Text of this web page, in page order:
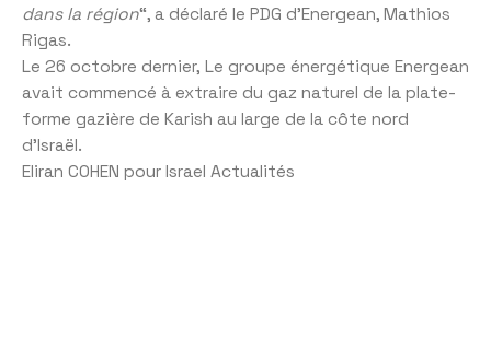
dans la région“, a déclaré le PDG d’Energean, Mathios
Rigas.
Le 26 octobre dernier, Le groupe énergétique Energean
avait commencé à extraire du gaz naturel de la plate-
forme gazière de Karish au large de la côte nord
d’Israël.
Eliran COHEN pour Israel Actualités